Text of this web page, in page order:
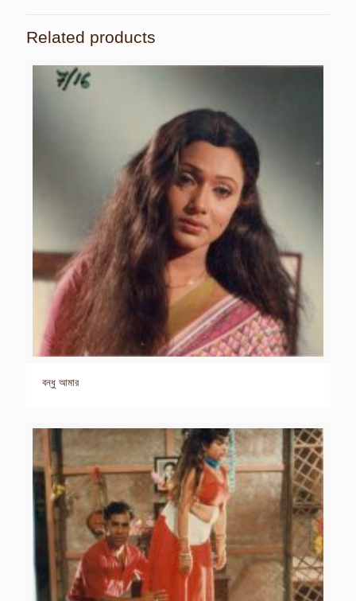
Related products
বন্ধু আমার